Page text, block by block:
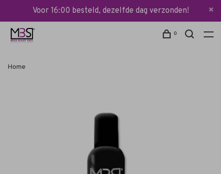
Voor 16:00 besteld, dezelfde dag verzonden!
0
Home